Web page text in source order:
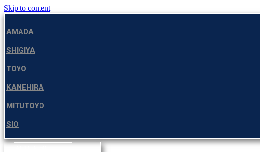
Skip to content
AMADA
SHIGIYA
TOYO
KANEHIRA
MITUTOYO
SIO